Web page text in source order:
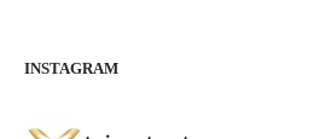
INSTAGRAM